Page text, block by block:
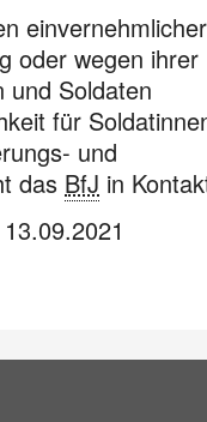
einvernehmlicher
oder wegen ihrer
und Soldaten
für
und
das BfJ in